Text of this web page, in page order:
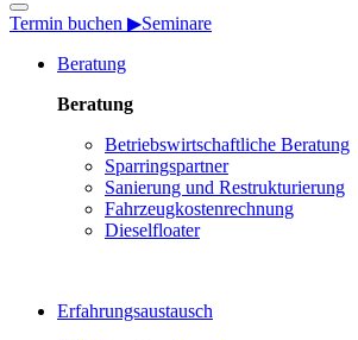
Termin buchen ▶Seminare
Beratung
Beratung
Betriebswirtschaftliche Beratung
Sparringspartner
Sanierung und Restrukturierung
Fahrzeugkostenrechnung
Dieselfloater
Erfahrungsaustausch